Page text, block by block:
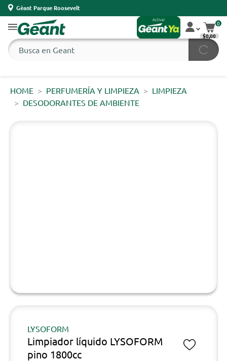
Géant Parque Roosevelt
0
$0,00
HOME PERFUMERÍA Y LIMPIEZA
LIMPIEZA
DESODORANTES DE AMBIENTE
LYSOFORM
Limpiador líquido LYSOFORM
pino 1800cc